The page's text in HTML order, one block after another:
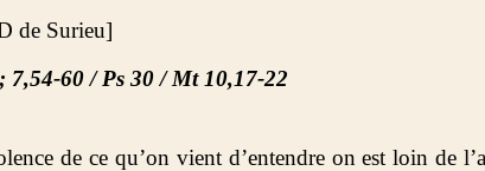
de Surieu]
7,54-60 / Ps 30 / Mt 10,17-22
de ce qu’on vient d’entendre on est loin de